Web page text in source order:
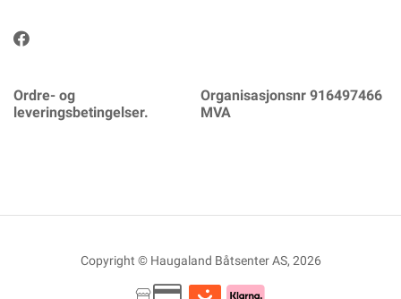
Ordre- og
leveringsbetingelser.
Organisasjonsnr 916497466
MVA
Copyright © Haugaland Båtsenter AS, 2026